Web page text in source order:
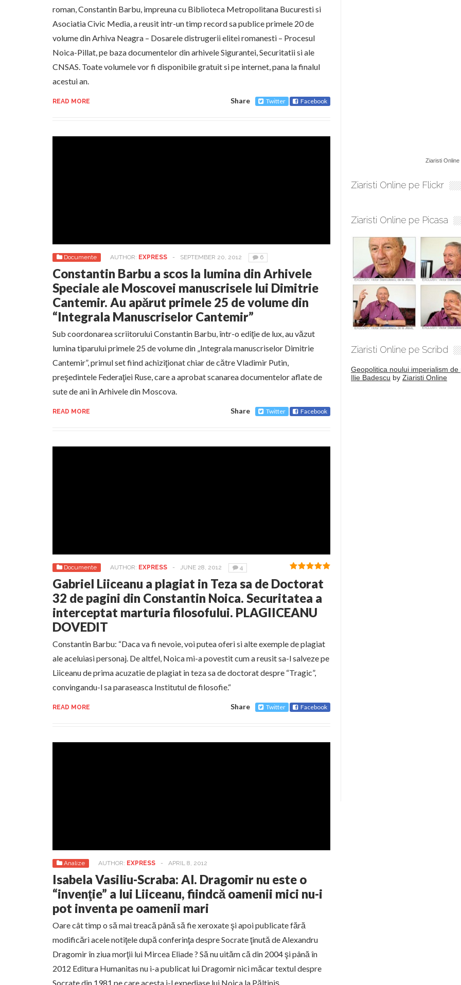
roman, Constantin Barbu, impreuna cu Biblioteca Metropolitana Bucuresti si
Asociatia Civic Media, a reusit intr-un timp record sa publice primele 20 de
volume din Arhiva Neagra – Dosarele distrugerii elitei romanesti – Procesul
Noica-Pillat, pe baza documentelor din arhivele Sigurantei, Securitatii si ale
CNSAS. Toate volumele vor fi disponibile gratuit si pe internet, pana la finalul
acestui an.
READ MORE Share Twitter Facebook
Documente AUTHOR: EXPRESS - SEPTEMBER 20, 2012 6
Constantin Barbu a scos la lumina din Arhivele
Speciale ale Moscovei manuscrisele lui Dimitrie
Cantemir. Au apărut primele 25 de volume din
“Integrala Manuscriselor Cantemir”
Sub coordonarea scriitorului Constantin Barbu, într-o ediţie de lux, au văzut
lumina tiparului primele 25 de volume din „Integrala manuscriselor Dimitrie
Cantemir”, primul set fiind achiziţionat chiar de către Vladimir Putin,
preşedintele Federaţiei Ruse, care a aprobat scanarea documentelor aflate de
sute de ani în Arhivele din Moscova.
READ MORE Share Twitter Facebook
Documente AUTHOR: EXPRESS - JUNE 28, 2012 4
Gabriel Liiceanu a plagiat in Teza sa de Doctorat
32 de pagini din Constantin Noica. Securitatea a
interceptat marturia filosofului. PLAGIICEANU
DOVEDIT
Constantin Barbu: “Daca va fi nevoie, voi putea oferi si alte exemple de plagiat
ale aceluiasi personaj. De altfel, Noica mi-a povestit cum a reusit sa-l salveze pe
Liiceanu de prima acuzatie de plagiat in teza sa de doctorat despre “Tragic”,
convingandu-l sa paraseasca Institutul de filosofie.“
READ MORE Share Twitter Facebook
Analize AUTHOR: EXPRESS - APRIL 8, 2012
Isabela Vasiliu-Scraba: Al. Dragomir nu este o
“invenţie” a lui Liiceanu, fiindcă oamenii mici nu-i
pot inventa pe oamenii mari
Oare cât timp o să mai treacă până să fie xeroxate şi apoi publicate fără
modificări acele notiţele după conferinţa despre Socrate ţinută de Alexandru
Dragomir în ziua morţii lui Mircea Eliade ? Să nu uităm că din 2004 şi până în
2012 Editura Humanitas nu i-a publicat lui Dragomir nici măcar textul despre
Socrate din 1981 pe care acesta i-l expediase lui Noica la Păltiniş.
Ziaristi Online
Ziaristi Online pe Flickr
Ziaristi Online pe Picasa
Ziaristi Online pe Scribd
Geopolitica noului imperialism de
Ilie Badescu by Ziaristi Online